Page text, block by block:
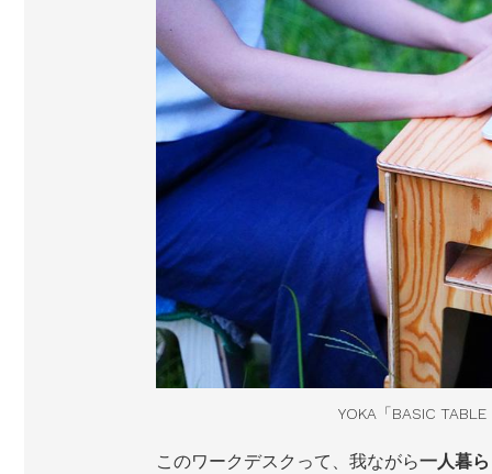
YOKA「BASIC
このワークデスクって、我ながら一人暮